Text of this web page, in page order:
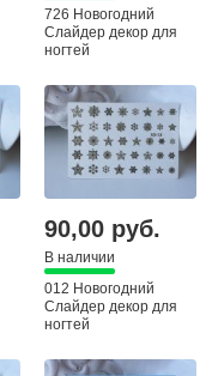
726 Новогодний
Слайдер декор для
ногтей
90,00 руб.
В наличии
012 Новогодний
Слайдер декор для
ногтей